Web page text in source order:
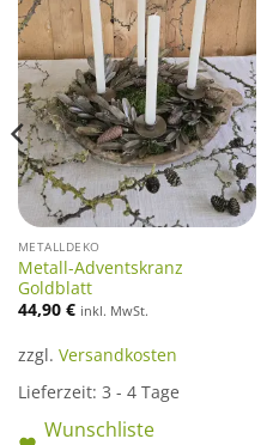
METALLDEKO
Metall-Adventskranz
Goldblatt
44,90 € inkl. MwSt.
zzgl. Versandkosten
Lieferzeit: 3 - 4 Tage
Wunschliste